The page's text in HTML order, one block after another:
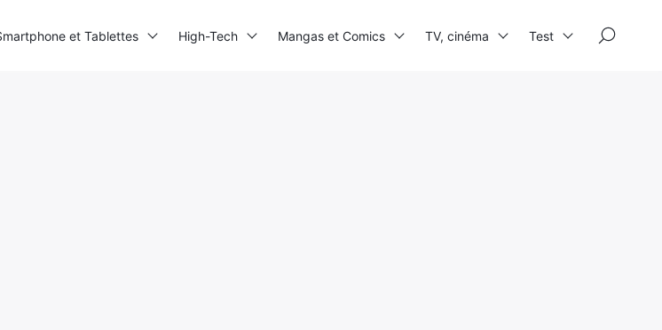
et Tablettes High-Tech Mangas et Comics TV, cinéma Test